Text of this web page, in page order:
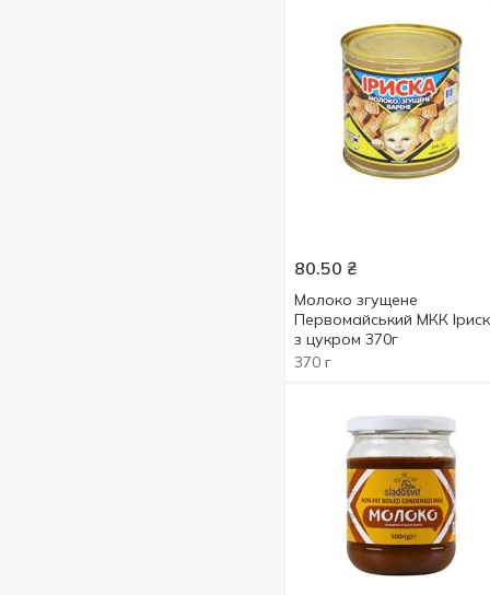
80.50 ₴
Молоко згущене
Первомайський МКК
з цукром 370г
370 г